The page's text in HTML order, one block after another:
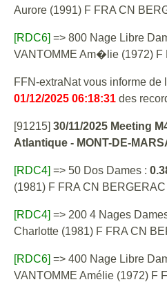
Aurore (1991) F FRA CN
[RDC6] => 800 Nage Libre
VANTOMME Am�lie (1972) F
FFN-extraNat vous informe de
01/12/2025 06:18:31 des
[91215] 30/11/2025 Meeting
Atlantique - MONT-DE-
[RDC4] => 50 Dos Dames :
(1981) F FRA CN BERGERAC
[RDC4] => 200 4 Nages
Charlotte (1981) F FRA CN
[RDC6] => 400 Nage Libre
VANTOMME Amélie (1972) F